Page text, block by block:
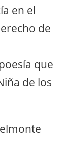
en el
de
que
de los